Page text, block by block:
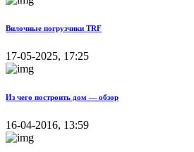
Вилочные погрузчики TRF
17-05-2025, 17:25
Из чего построить дом — обзор
16-04-2016, 13:59